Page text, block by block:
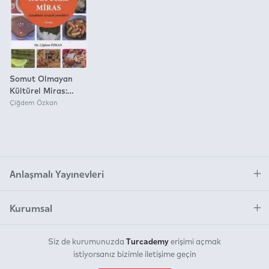
Yok
Somut Olmayan
Kültürel Miras:
Yöresel
Çiğdem Özkan
Anlaşmalı Yayınevleri
Kurumsal
Siz de kurumunuzda Turcademy erişimi açmak
istiyorsanız bizimle iletişime geçin